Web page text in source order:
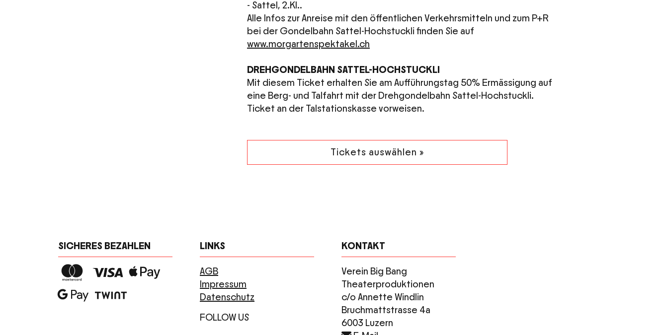
- Sattel, 2.Kl..
Alle Infos zur Anreise mit den öffentlichen Verkehrsmitteln und zum P+R
bei der Gondelbahn Sattel-Hochstuckli finden Sie auf
www.morgartenspektakel.ch
DREHGONDELBAHN SATTEL-HOCHSTUCKLI
Mit diesem Ticket erhalten Sie am Aufführungstag 50% Ermässigung auf
eine Berg- und Talfahrt mit der Drehgondelbahn Sattel-Hochstuckli.
Ticket an der Talstationskasse vorweisen.
Tickets auswählen »
SICHERES BEZAHLEN LINKS
AGB
Impressum
Datenschutz
FOLLOW US
KONTAKT
Verein Big Bang
Theaterproduktionen
c/o Annette Windlin
Bruchmattstrasse 4a
6003 Luzern